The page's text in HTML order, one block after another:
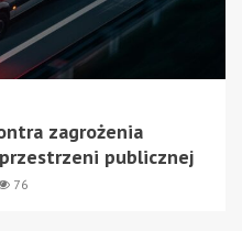
zagrożenia
publicznej
76